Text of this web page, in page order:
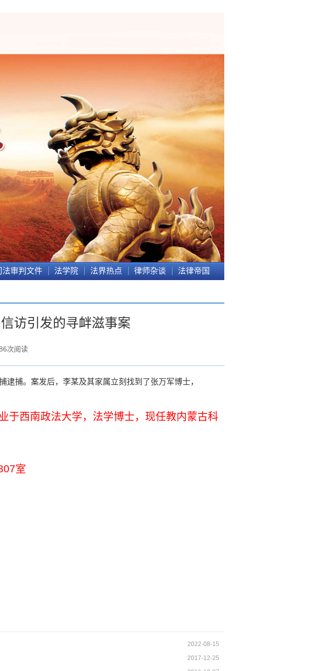
法审判文件 法学院 法界热点 律师杂谈 法律帝国
访引发的寻衅滋事案
次阅读
逮捕。 案发后， 李某及其家属立刻找到了张万军博士，
于西南政法大学，法学博士，现任教内蒙古科
室
2022-08-15
2017-12-25